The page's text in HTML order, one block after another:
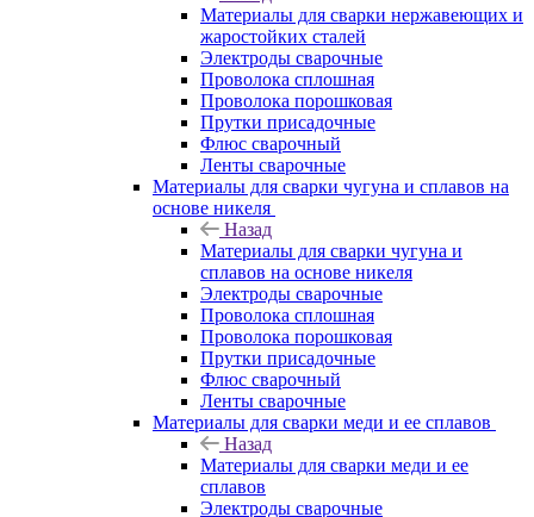
Материалы для сварки нержавеющих и
жаростойких сталей
Электроды сварочные
Проволока сплошная
Проволока порошковая
Прутки присадочные
Флюс сварочный
Ленты сварочные
Материалы для сварки чугуна и сплавов на
основе никеля
Назад
Материалы для сварки чугуна и
сплавов на основе никеля
Электроды сварочные
Проволока сплошная
Проволока порошковая
Прутки присадочные
Флюс сварочный
Ленты сварочные
Материалы для сварки меди и ее сплавов
Назад
Материалы для сварки меди и ее
сплавов
Электроды сварочные